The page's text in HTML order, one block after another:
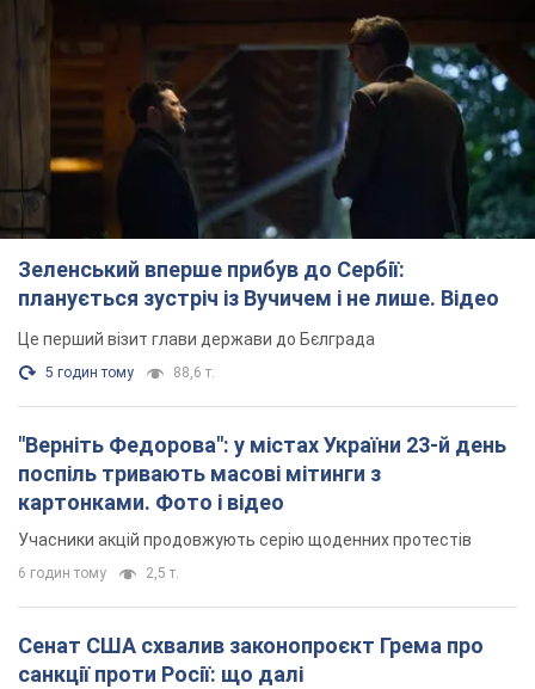
Зеленський вперше прибув до Сербії:
планується зустріч із Вучичем і не лише. Відео
Це перший візит глави держави до Бєлграда
5 годин тому 88,6 т.
"Верніть Федорова": у містах України 23-й день
поспіль тривають масові мітинги з
картонками. Фото і відео
Учасники акцій продовжують серію щоденних протестів
6 годин тому 2,5 т.
Сенат США схвалив законопроєкт Грема про
санкції проти Росії: що далі